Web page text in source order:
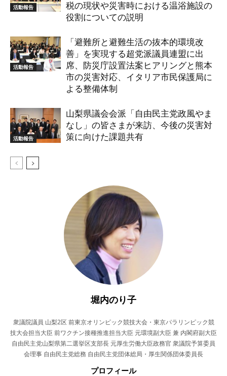
活動報告
税の現状や災害時における温浴施設の
役割についての説明
活動報告
「避難所と避難生活の抜本的環境改
善」を実現する超党派議員連盟に出
席、防災庁設置法案ヒアリングと熊本
市の災害対応、イタリア市民保護局に
よる整備体制
活動報告
山梨県議会会派「自由民主党政風やま
なし」の皆さまが来訪、今後の災害対
策に向けた課題共有
堀内のり子
衆議院議員 山梨2区 前東京オリンピック競技大会・東京パラリンピック競
技大会担当大臣 前ワクチン接種推進担当大臣 元環境副大臣 兼 内閣府副大臣
自由民主党山梨県第二選挙区支部長 元厚生労働大臣政務官 衆議院予算委員
会理事 自由民主党総務 自由民主党団体総局・厚生関係団体委員長
プロフィール